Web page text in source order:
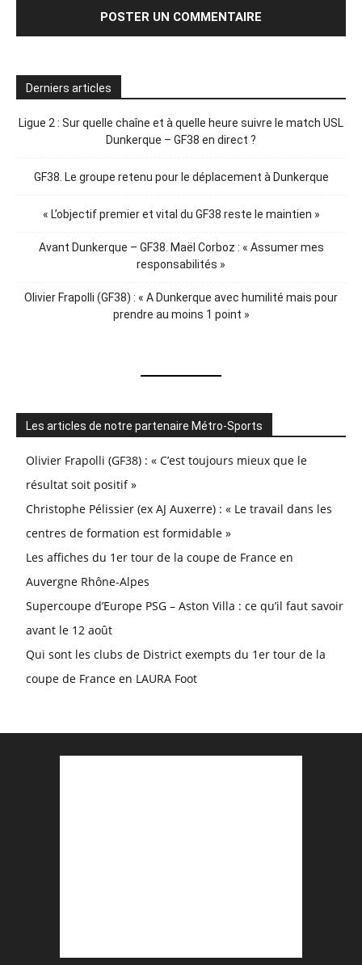
Derniers articles
Ligue 2 : Sur quelle chaîne et à quelle heure suivre le match USL
Dunkerque – GF38 en direct ?
GF38. Le groupe retenu pour le déplacement à Dunkerque
« L’objectif premier et vital du GF38 reste le maintien »
Avant Dunkerque – GF38. Maël Corboz : « Assumer mes
responsabilités »
Olivier Frapolli (GF38) : « A Dunkerque avec humilité mais pour
prendre au moins 1 point »
Les articles de notre partenaire Métro-Sports
Olivier Frapolli (GF38) : « C’est toujours mieux que le
résultat soit positif »
Christophe Pélissier (ex AJ Auxerre) : « Le travail dans les
centres de formation est formidable »
Les affiches du 1er tour de la coupe de France en
Auvergne Rhône-Alpes
Supercoupe d’Europe PSG – Aston Villa : ce qu’il faut savoir
avant le 12 août
Qui sont les clubs de District exempts du 1er tour de la
coupe de France en LAURA Foot